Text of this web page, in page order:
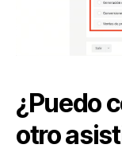
¿Puedo
otro